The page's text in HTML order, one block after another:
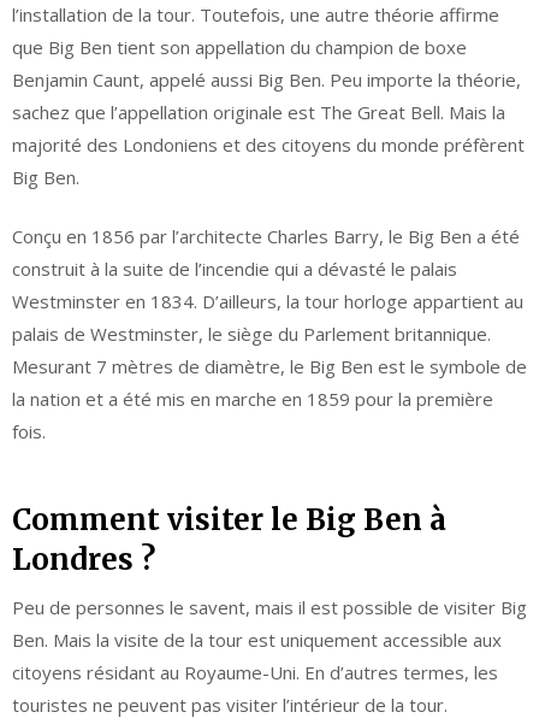
l’installation de la tour. Toutefois, une autre théorie affirme
que Big Ben tient son appellation du champion de boxe
Benjamin Caunt, appelé aussi Big Ben. Peu importe la théorie,
sachez que l’appellation originale est The Great Bell. Mais la
majorité des Londoniens et des citoyens du monde préfèrent
Big Ben.
Conçu en 1856 par l’architecte Charles Barry, le Big Ben a été
construit à la suite de l’incendie qui a dévasté le palais
Westminster en 1834. D’ailleurs, la tour horloge appartient au
palais de Westminster, le siège du Parlement britannique.
Mesurant 7 mètres de diamètre, le Big Ben est le symbole de
la nation et a été mis en marche en 1859 pour la première
fois.
Comment visiter le Big Ben à
Londres ?
Peu de personnes le savent, mais il est possible de visiter Big
Ben. Mais la visite de la tour est uniquement accessible aux
citoyens résidant au Royaume-Uni. En d’autres termes, les
touristes ne peuvent pas visiter l’intérieur de la tour.